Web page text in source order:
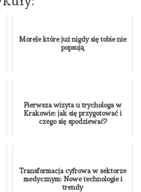
Morele które już nigdy się tobie nie
popsują
Pierwsza wizyta u trychologa w
Krakowie: jak się przygotować i
czego się spodziewać?
Transformacja cyfrowa w sektorze
medycznym: Nowe technologie i
trendy